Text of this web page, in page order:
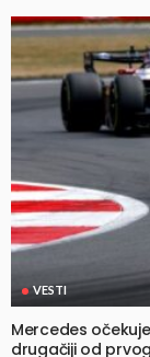
VESTI
Mercedes
drugačiji od prvog